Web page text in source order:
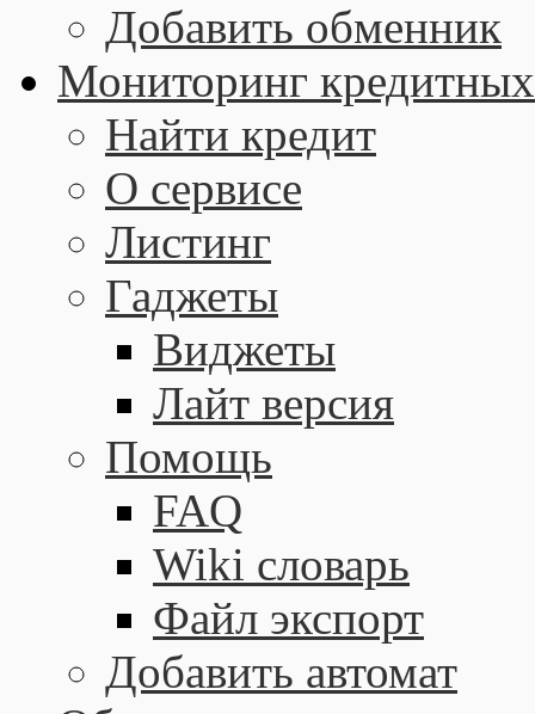
Добавить обменник
Мониторинг кредитных
Найти кредит
О сервисе
Листинг
Гаджеты
Виджеты
Лайт версия
Помощь
FAQ
Wiki словарь
Файл экспорт
Добавить автомат